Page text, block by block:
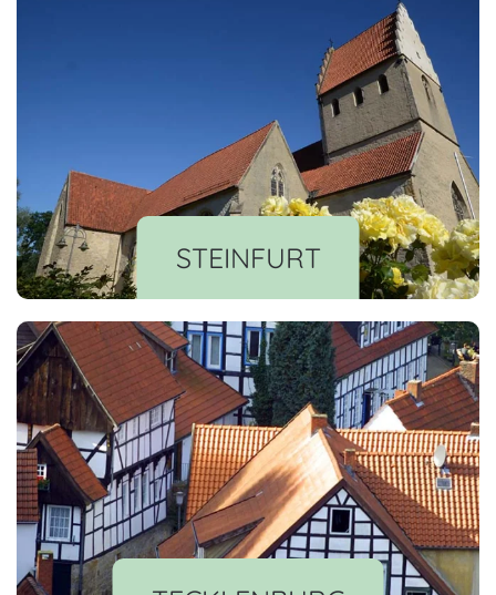
STEINFURT